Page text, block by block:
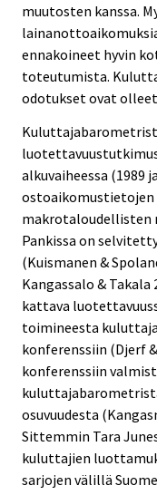
muutosten kanssa.
ennakoineet hyvin
toteutumista.
odotukset ovat olleet
alkuvaiheessa (1989
ostoaikomustietojen
makrotaloudellisten
Pankissa on
(Kuismanen &
Kangassalo &
kattava
toimineesta
konferenssiin (Djerf &
konferenssiin
osuvuudesta
Sittemmin Tara
kuluttajien
sarjojen välillä